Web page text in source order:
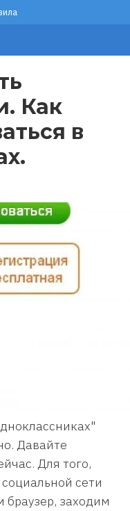
Как
в
Давайте
Для того,
сети
заходим